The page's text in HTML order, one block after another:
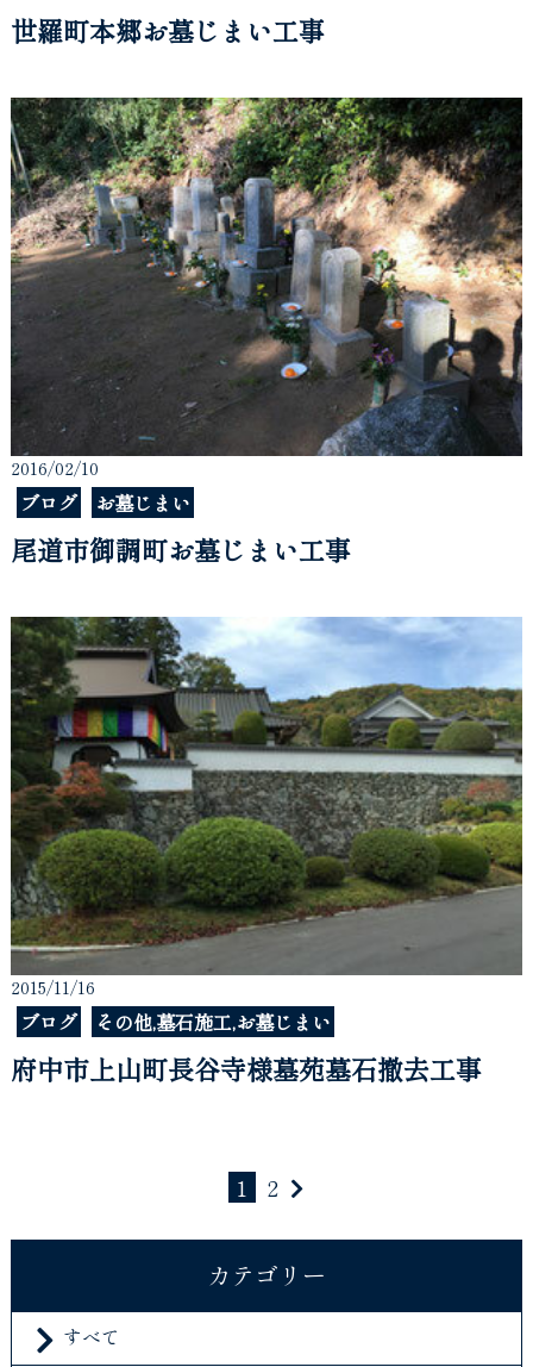
世羅町本郷お墓じまい工事
2016/02/10
ブログ お墓じまい
尾道市御調町お墓じまい工事
2015/11/16
ブログ その他,墓石施工,お墓じまい
府中市上山町長谷寺様墓苑墓石撤去工事
1 2
カテゴリー
すべて